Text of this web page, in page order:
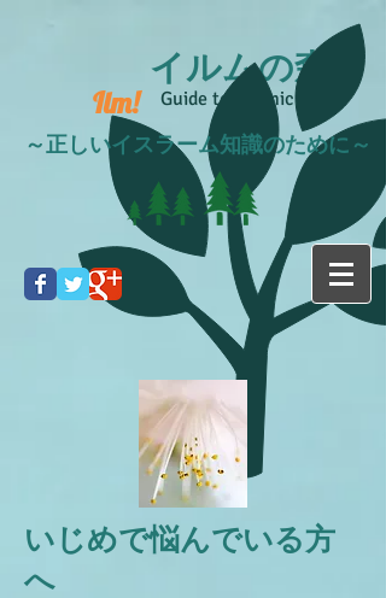
イルムの森
Guide to Islamic life
Ilm!
～正しいイスラーム知識のために～
いじめで悩んでいる方
へ